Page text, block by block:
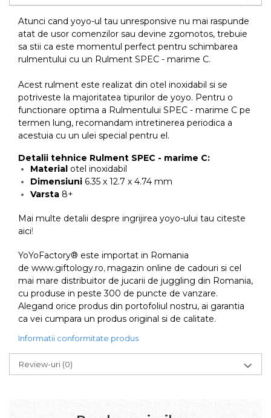
Atunci cand yoyo-ul tau unresponsive nu mai raspunde
atat de usor comenzilor sau devine zgomotos, trebuie
sa stii ca este momentul perfect pentru schimbarea
rulmentului cu un Rulment SPEC - marime C.
Acest rulment este realizat din otel inoxidabil si se
potriveste la majoritatea tipurilor de yoyo. Pentru o
functionare optima a Rulmentului SPEC - marime C pe
termen lung, recomandam intretinerea periodica a
acestuia cu un ulei special pentru el.
Detalii tehnice Rulment SPEC - marime C:
Material otel inoxidabil
Dimensiuni 6.35 x 12.7 x 4.74 mm
Varsta 8+
Mai multe detalii despre ingrijirea yoyo-ului tau citeste
aici!
YoYoFactory® este importat in Romania
de www.giftology.ro,magazin online de cadouri si cel
mai mare distribuitor de jucarii de juggling din Romania,
cu produse in peste 300 de puncte de vanzare.
Alegand orice produs din portofoliul nostru, ai garantia
ca vei cumpara un produs original si de calitate.
Informatii conformitate produs
Review-uri (0)